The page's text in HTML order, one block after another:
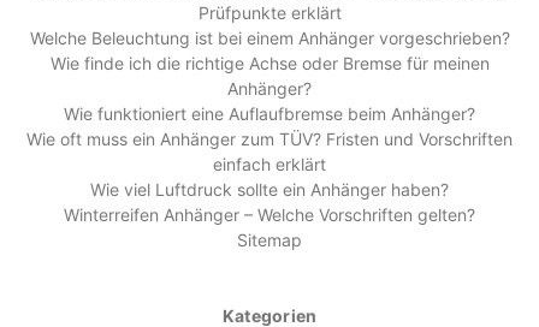
Prüfpunkte erklärt
Welche Beleuchtung ist bei einem Anhänger vorgeschrieben?
Wie finde ich die richtige Achse oder Bremse für meinen
Anhänger?
Wie funktioniert eine Auflaufbremse beim Anhänger?
Wie oft muss ein Anhänger zum TÜV? Fristen und Vorschriften
einfach erklärt
Wie viel Luftdruck sollte ein Anhänger haben?
Winterreifen Anhänger – Welche Vorschriften gelten?
Sitemap
Kategorien